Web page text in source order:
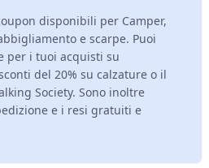
disponibili per Camper,
e scarpe. Puoi
per i tuoi acquisti su
del 20% su calzature o il
Society. Sono inoltre
e i resi gratuiti e